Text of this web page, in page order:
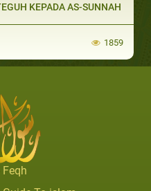
KEPADA AS-SUNNAH
1859
Feqh